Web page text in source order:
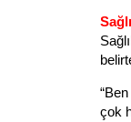
çok